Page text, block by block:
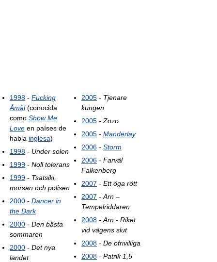
1998 - Fucking
Åmål(conocida
como Show Me
Love en países de
habla inglesa)
1998 - Under solen
1999 - Noll tolerans
1999 - Tsatsiki,
morsan och polisen
2000 - Dancer in
the Dark
2000 - Den bästa
sommaren
2000 - Det nya
landet
2005 - Tjenare
kungen
2005 - Zozo
2005 - Manderlay
2006 - Storm
2006 - Farväl
Falkenberg
2007 - Ett öga rött
2007 - Arn –
Tempelriddaren
2008 - Arn - Riket
vid vägens slut
2008 - De ofrivilliga
2008 - Patrik 1,5